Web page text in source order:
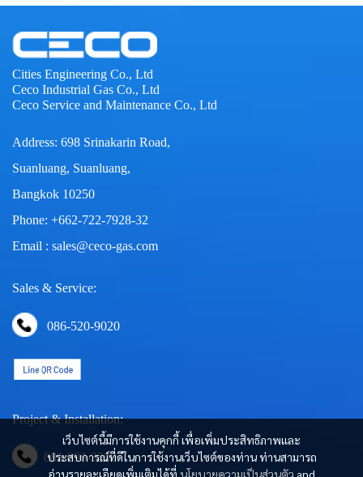
เว็บไซต์นี้มีการใช้งานคุกกี้ เพื่อเพิ่มประสิทธิภาพและ
ประสบการณ์ที่ดีในการใช้งานเว็บไซต์ของท่าน ท่านสามารถ
อ่านรายละเอียดเพิ่มเติมได้ที่ นโยบายความเป็นส่วนตัว and
Cities Engineering Co., Ltd
Ceco Industrial Gas Co., Ltd
Ceco Service and Maintenance Co., Ltd
Address: 698 Srinakarin Road,
Suanluang, Suanluang,
Bangkok 10250
Phone: +662-722-7928-32
Email : sales@ceco-gas.com
Sales & Service:
086-520-9020
Project & Installation:
081-890-3290